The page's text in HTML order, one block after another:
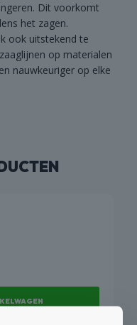
Dit voorkomt
het zagen.
ook uitstekend te
op materialen
nauwkeuriger op elke